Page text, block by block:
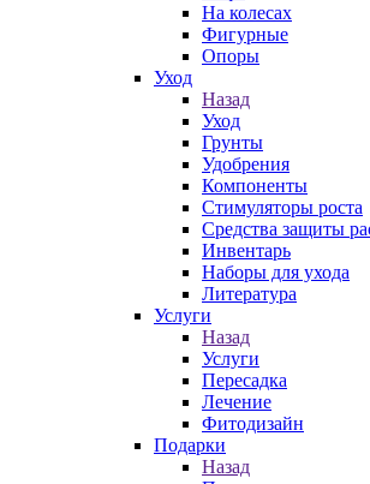
На колесах
Фигурные
Опоры
Уход
Назад
Уход
Грунты
Удобрения
Компоненты
Стимуляторы роста
Средства защиты
Инвентарь
Наборы для ухода
Литература
Услуги
Назад
Услуги
Пересадка
Лечение
Фитодизайн
Подарки
Назад